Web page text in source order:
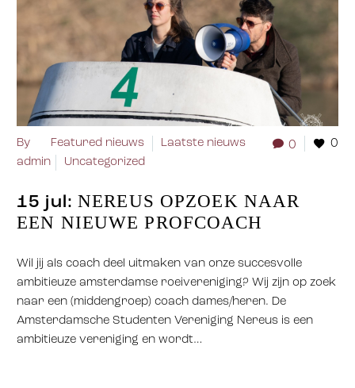
0 0
By
admin
Featured nieuws
Laatste nieuws
Uncategorized
15 jul: NEREUS OPZOEK NAAR
EEN NIEUWE PROFCOACH
Wil jij als coach deel uitmaken van onze succesvolle
ambitieuze amsterdamse roeivereniging? Wij zijn op zoek
naar een (middengroep) coach dames/heren. De
Amsterdamsche Studenten Vereniging Nereus is een
ambitieuze vereniging en wordt…